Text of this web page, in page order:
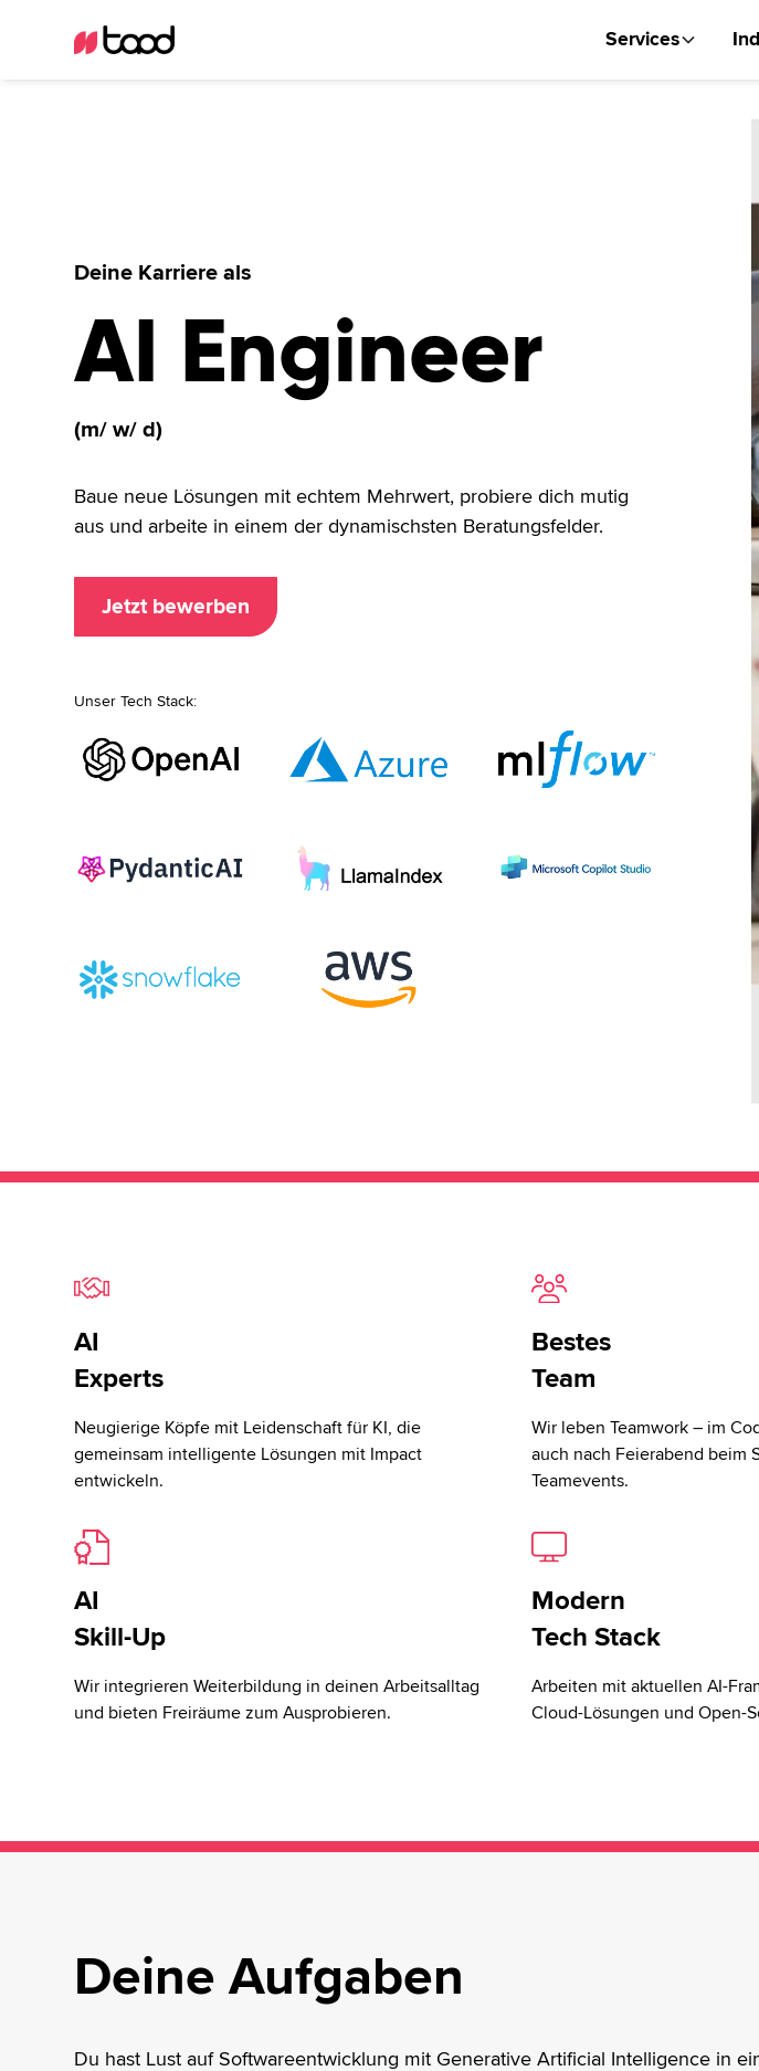
Services
Deine Karriere als
AI Engineer
(m/ w/ d)
Baue neue Lösungen mit echtem Mehrwert, probiere dich mutig
aus und arbeite in einem der dynamischsten Beratungsfelder.
Jetzt bewerben
Unser Tech Stack:
AI
Experts
Neugierige Köpfe mit Leidenschaft für KI, die
gemeinsam intelligente Lösungen mit Impact
entwickeln.
Bestes
Team
Wir leben Teamwork – im
auch nach Feierabend beim
Teamevents.
AI
Skill-Up
Wir integrieren Weiterbildung in deinen Arbeitsalltag
und bieten Freiräume zum Ausprobieren.
Modern
Tech Stack
Arbeiten mit aktuellen AI-
Cloud-Lösungen und Open-
Deine Aufgaben
Du hast Lust auf Softwareentwicklung mit Generative Artificial Intelligence in